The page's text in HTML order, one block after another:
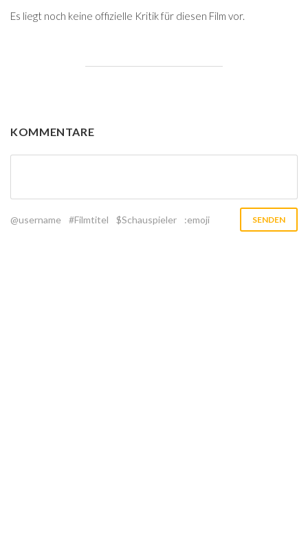
Es liegt noch keine offizielle Kritik für diesen Film vor.
KOMMENTARE
@username #Filmtitel $Schauspieler :emoji